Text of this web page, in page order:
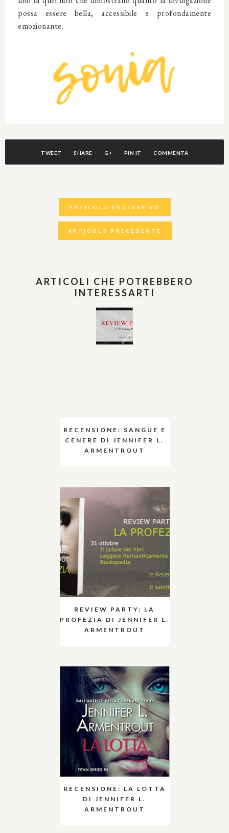
possa essere bella, accessibile e profondamente
emozionante.
TWEET SHARE G+ PIN IT COMMENTA
ARTICOLO SUCCESSIVO
ARTICOLO PRECEDENTE
ARTICOLI CHE POTREBBERO
INTERESSARTI
RECENSIONE: SANGUE E
CENERE DI JENNIFER L.
ARMENTROUT
REVIEW PARTY: LA
PROFEZIA DI JENNIFER L.
ARMENTROUT
RECENSIONE: LA LOTTA
DI JENNIFER L.
ARMENTROUT